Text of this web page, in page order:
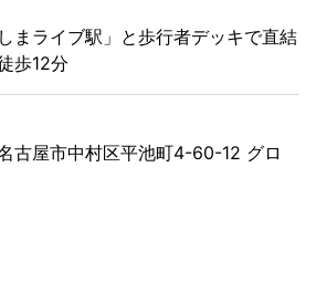
まライブ駅」と歩行者デッキで直結
歩12分
古屋市中村区平池町4-60-12 グロ